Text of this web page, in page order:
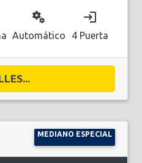
miscellaneous_services
Automático
login
4 Puerta
MEDIANO ESPECIAL